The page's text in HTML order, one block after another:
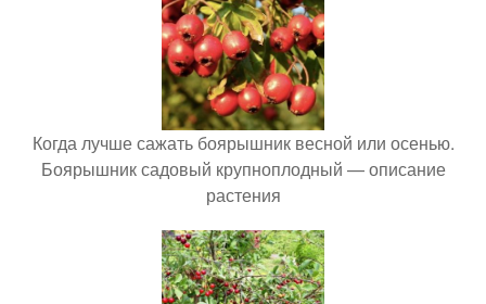
Когда лучше сажать боярышник весной или осенью.
Боярышник садовый крупноплодный — описание
растения